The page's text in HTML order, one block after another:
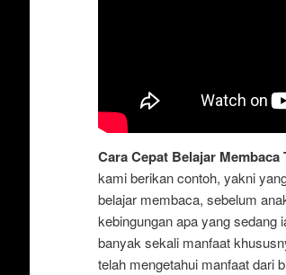
Cara Cepat Belajar Membaca
kami berikan contoh, yakni
belajar membaca, sebelum
kebingungan apa yang sedang
banyak sekali manfaat
telah mengetahui manfaat dari